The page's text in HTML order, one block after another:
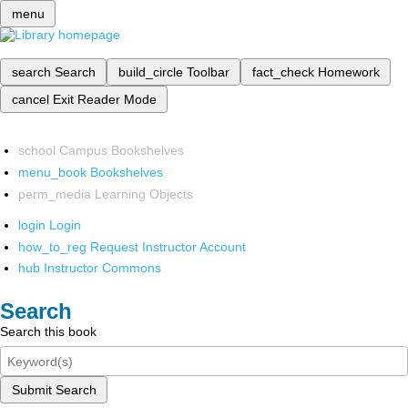
menu
search Search build_circle Toolbar fact_check Homework
cancel Exit Reader Mode
school Campus Bookshelves
menu_book Bookshelves
perm_media Learning Objects
login Login
how_to_reg Request Instructor Account
hub Instructor Commons
Search
Search this book
Submit Search